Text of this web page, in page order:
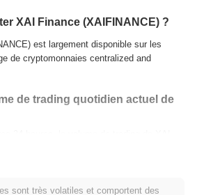
XAI Finance (XAIFINANCE) ?
est largement disponible sur les
de cryptomonnaies centralized and
de trading quotidien actuel de
de la fourchette de prix de XAI
sont très volatiles et comportent des